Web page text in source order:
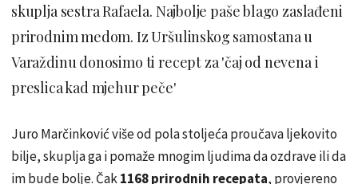
skuplja sestra Rafaela. Najbolje paše blago zaslađeni
prirodnim medom. Iz Uršulinskog samostana u
Varaždinu donosimo ti recept za 'čaj od nevena i
preslica kad mjehur peče'
Juro Marčinković više od pola stoljeća proučava ljekovito
bilje, skuplja ga i pomaže mnogim ljudima da ozdrave ili da
im bude bolje. Čak1168 prirodnih recepata, provjereno